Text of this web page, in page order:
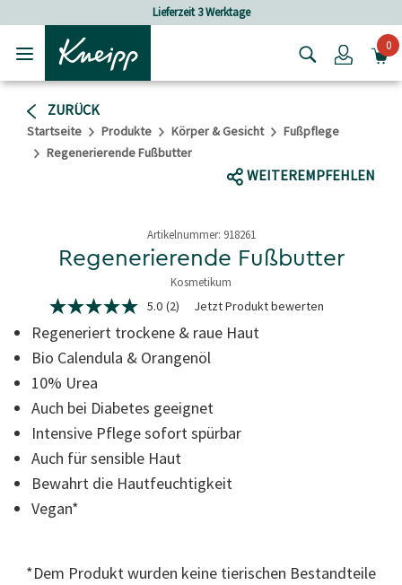
Login0
ZURÜCK
Startseite Produkte Körper & Gesicht
Fußpflege
Regenerierende Fußbutter
WEITEREMPFEHLEN
Artikelnummer: 918261
Regenerierende Fußbutter
Kosmetikum
3,6 von 5 Sternen
5.0
von
5
Sternen,
der
Bewertung.
Read
2
Reviews.
Link
derselben
Seite.
5.0 (2) Jetzt Produkt bewerten
Regeneriert trockene & raue Haut
Bio Calendula & Orangenöl
10% Urea
Auch bei Diabetes geeignet
Intensive Pflege sofort spürbar
Auch für sensible Haut
Bewahrt die Hautfeuchtigkeit
Vegan*
*Dem Produkt wurden keine tierischen Bestandteile